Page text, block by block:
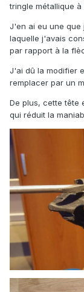
tringle métallique
J'en ai eu une que
laquelle j'avais
par rapport à la
J'ai dû la modifier
remplacer par un
De plus, cette tête
qui réduit la